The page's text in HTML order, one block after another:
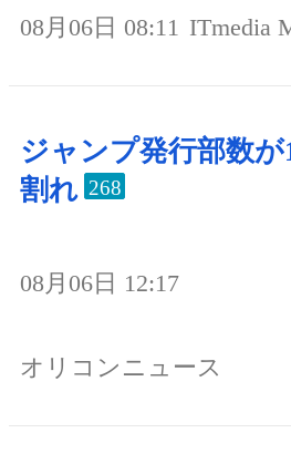
08月06日 08:11 ITmedia
ジャンプ発行部数が
割れ 268
08月06日 12:17
オリコンニュース